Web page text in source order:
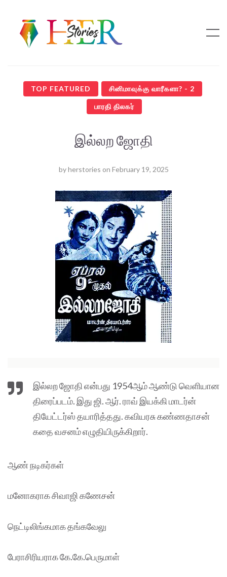
TOP FEATURED சினிமாவுக்கு வாரீகளா? - 2
பாரதி திலகர்
இல்லற ஜோதி
byherstories on February 19, 2025
இல்லற ஜோதி என்பது 1954ஆம் ஆண்டு வெளியான
திரைப்படம். இது ஜி. ஆர். ராவ் இயக்கி மாடர்ன்
தியேட்டர்ஸ் தயாரித்தது. கவியரசு கண்ணதாசன்
கதை வசனம் எழுதியிருக்கிறார்.
ஆண் நடிகர்கள்
மனோகராக சிவாஜி கணேசன்
நெட்டிலிங்கமாக தங்கவேலு
பேராசிரியராக கே.கே.பெருமாள்